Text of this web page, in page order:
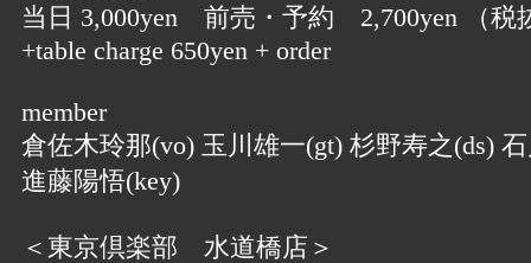
当日 3,000yen 前売・予約 2,700yen （税
+table charge 650yen + order
member
倉佐木玲那(vo) 玉川雄一(gt) 杉野寿之(ds)
進藤陽悟(key)
＜東京倶楽部 水道橋店＞